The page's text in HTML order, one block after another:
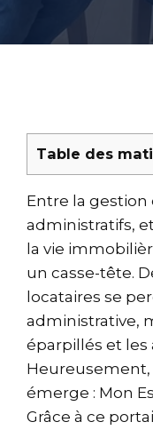
Table des
Entre la
administratifs,
la vie
un casse-tête.
locataires se
administrative,
éparpillés et
émerge : Mon
Grâce à ce